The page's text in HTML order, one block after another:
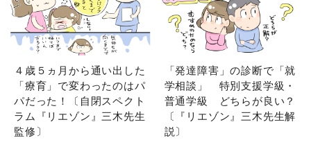
４歳５ヵ月から通い出した
「療育」で変わったのはパ
パだった！〔自閉スペクト
ラム『リエゾン』三木先生
監修〕
「発達障害」の診断で「就
学相談」 特別支援学級・
普通学級 どちらが良い？
〔『リエゾン』三木先生解
説〕